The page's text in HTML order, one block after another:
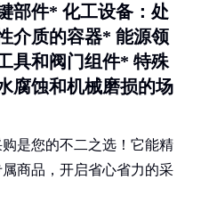
部件* 化工设备：处
介质的容器* 能源领
具和阀门组件* 特殊
腐蚀和机械磨损的场
是您的不二之选！它能精
商品，开启省心省力的采